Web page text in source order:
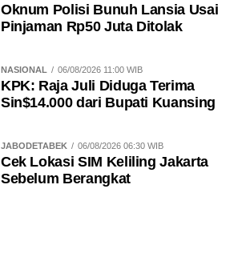
Oknum Polisi Bunuh Lansia Usai
Pinjaman Rp50 Juta Ditolak
NASIONAL 06/08/2026 11:00 WIB
KPK: Raja Juli Diduga Terima
Sin$14.000 dari Bupati Kuansing
JABODETABEK 06/08/2026 06:30 WIB
Cek Lokasi SIM Keliling Jakarta
Sebelum Berangkat